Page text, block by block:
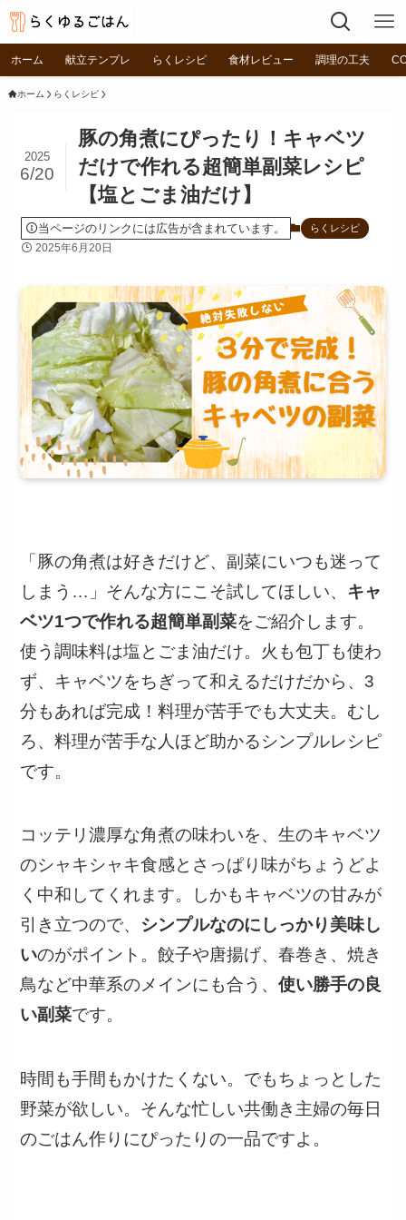
ホーム 献立テンプレ らくレシピ 食材レビュー 調理の工夫
ホーム らくレシピ
豚の角煮にぴったり！キャベツ
だけで作れる超簡単副菜レシピ
【塩とごま油だけ】
2025
6/20
当ページのリンクには広告が含まれています。 らくレシピ
2025年6月20日
「豚の角煮は好きだけど、副菜にいつも迷って
しまう…」そんな方にこそ試してほしい、 キャ
ベツ1つで作れる超簡単副菜をご紹介します。
使う調味料は塩とごま油だけ。火も包丁も使わ
ず、キャベツをちぎって和えるだけだから、3
分もあれば完成！料理が苦手でも大丈夫。むし
ろ、料理が苦手な人ほど助かるシンプルレシピ
です。
コッテリ濃厚な角煮の味わいを、生のキャベツ
のシャキシャキ食感とさっぱり味がちょうどよ
く中和してくれます。しかもキャベツの甘みが
引き立つので、 シンプルなのにしっかり美味し
いのがポイント。餃子や唐揚げ、春巻き、焼き
鳥など中華系のメインにも合う、使い勝手の良
い副菜です。
時間も手間もかけたくない。でもちょっとした
野菜が欲しい。そんな忙しい共働き主婦の毎日
のごはん作りにぴったりの一品ですよ。